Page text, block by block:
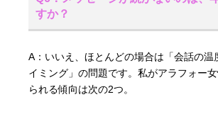
すか？
A：いいえ、ほとんどの場合は「会話の温
イミング」の問題です。私がアラフォー
られる傾向は次の2つ。